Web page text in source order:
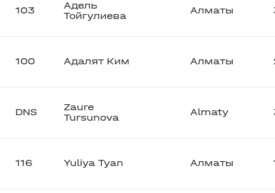
103
Адель
Тойгулиева
Алматы
100 Адалят Ким Алматы
DNS
Zaure
Tursunova
Almaty
116 Yuliya Tyan Алматы